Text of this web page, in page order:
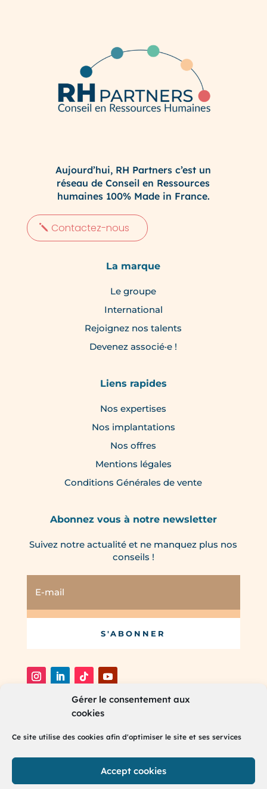
Gérer le consentement aux
cookies
Ce site utilise des cookies afin d'optimiser le site et ses services
Accept cookies
Aujourd’hui, RH Partners c’est un
réseau de Conseil en Ressources
humaines 100% Made in France.
Contactez-nous
La marque
Le groupe
International
Rejoignez nos talents
Devenez associé·e !
Liens rapides
Nos expertises
Nos implantations
Nos offres
Mentions légales
Conditions Générales de vente
Abonnez vous à notre newsletter
Suivez notre actualité et ne manquez plus nos
conseils !
S'ABONNER
®2025 RH Partners. Tous droits réservés.